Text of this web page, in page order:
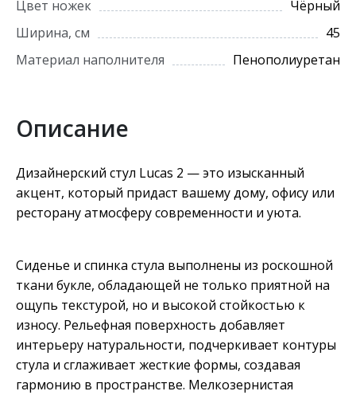
Цвет ножек
Чёрный
Ширина, см
45
Материал наполнителя
Пенополиуретан
Описание
Дизайнерский стул Lucas 2 — это изысканный
акцент, который придаст вашему дому, офису или
ресторану атмосферу современности и уюта.
Сиденье и спинка стула выполнены из роскошной
ткани букле, обладающей не только приятной на
ощупь текстурой, но и высокой стойкостью к
износу. Рельефная поверхность добавляет
интерьеру натуральности, подчеркивает контуры
стула и сглаживает жесткие формы, создавая
гармонию в пространстве. Мелкозернистая